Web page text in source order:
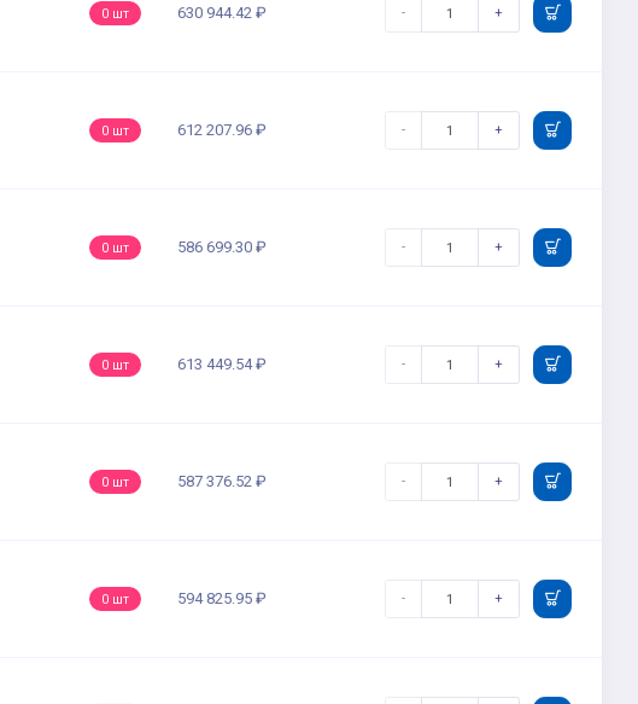
0 шт 630 944.42 ₽ - +
0 шт 612 207.96 ₽ - +
0 шт 586 699.30 ₽ - +
0 шт 613 449.54 ₽ - +
0 шт 587 376.52 ₽ - +
0 шт 594 825.95 ₽ - +